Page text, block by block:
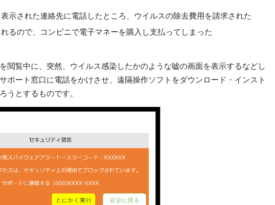
示された連絡先に電話したところ、ウイルスの除去費用を請求された
るので、コンビニで電子マネーを購入し支払ってしまった
閲覧中に、突然、ウイルス感染したかのような嘘の画面を表示するなどし
ポート窓口に電話をかけさせ、遠隔操作ソフトをダウンロード・インスト
うとするものです。